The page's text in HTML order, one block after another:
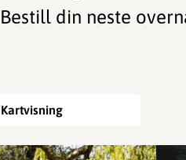
din neste
Kartvisning